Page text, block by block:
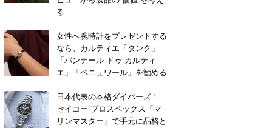
る
女性へ腕時計をプレゼントする
なら。カルティエ「タンク」
「パンテール ドゥ カルティ
エ」「ベニュワール」を勧める
日本代表の本格ダイバーズ！
セイコー プロスペックス「マ
リンマスター」で手元に品格と